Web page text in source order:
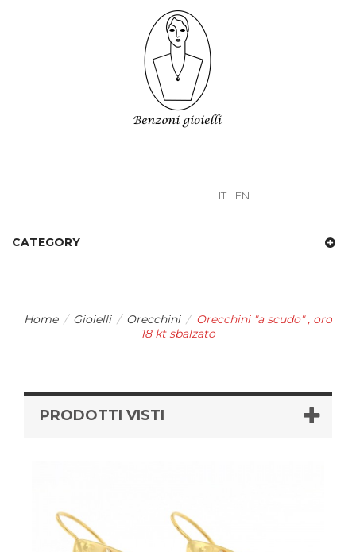
IT EN
CATEGORY
Home / Gioielli / Orecchini / Orecchini "a scudo" , oro
18 kt sbalzato
PRODOTTI VISTI